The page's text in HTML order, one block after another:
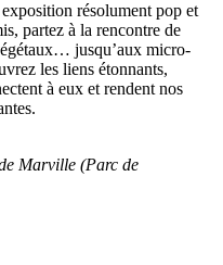
résolument pop et
partez à la rencontre de
jusqu’aux micro-
les liens étonnants,
à eux et rendent nos
Marville (Parc de